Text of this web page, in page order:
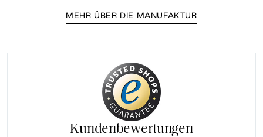
MEHR ÜBER DIE MANUFAKTUR
Kundenbewertungen